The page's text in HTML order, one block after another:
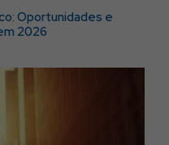
Oportunidades e
2026